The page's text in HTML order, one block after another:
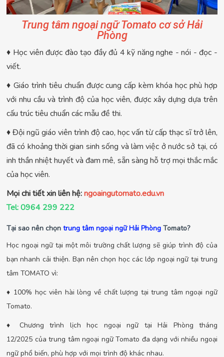
Trung tâm ngoại ngữ Tomato cơ sở Hải
Phòng
♦ Học viên được đào tạo đầy đủ 4 kỹ năng nghe - nói - đọc -
viết.
♦ Giáo trình tiêu chuẩn được cung cấp kèm khóa học phù hợp
với nhu cầu và trình độ của học viên, được xây dựng dựa trên
cấu trúc tiêu chuẩn các mẫu đề thi.
♦ Đội ngũ giáo viên trình độ cao, học vấn từ cấp thạc sĩ trở lên,
đã có khoảng thời gian sinh sống và làm việc ở nước sở tại, có
inh thần nhiệt huyết và đam mê, sẵn sàng hỗ trợ mọi thắc mắc
của học viên.
Mọi chi tiết xin liên hệ:ngoaingutomato.edu.vn
Tel: 0964 299 222
Tại sao nên chọn trung tâm ngoại ngữ Hải Phòng Tomato?
Học ngoại ngữ tại một môi trường chất lượng sẽ giúp trình độ của
bạn nhanh cải thiện. Bạn nên chọn học các lớp ngoại ngữ tại trung
tâm TOMATO vì:
♦ 100% học viên hài lòng về chất lượng tại trung tâm ngoại ngữ
Tomato.
♦ Chương trình lịch học ngoại ngữ tại Hải Phòng tháng
12/2025 của trung tâm ngoại ngữ Tomato đa dạng với nhiều ngoại
ngữ phổ biến, phù hợp với mọi trình độ khác nhau.